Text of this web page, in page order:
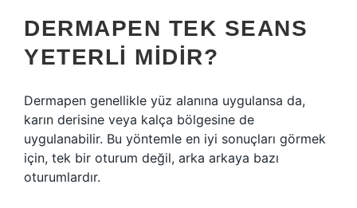
DERMAPEN TEK SEANS
YETERLI MIDIR?
Dermapen genellikle yüz alanına uygulansa da,
karın derisine veya kalça bölgesine de
uygulanabilir. Bu yöntemle en iyi sonuçları görmek
için, tek bir oturum değil, arka arkaya bazı
oturumlardır.